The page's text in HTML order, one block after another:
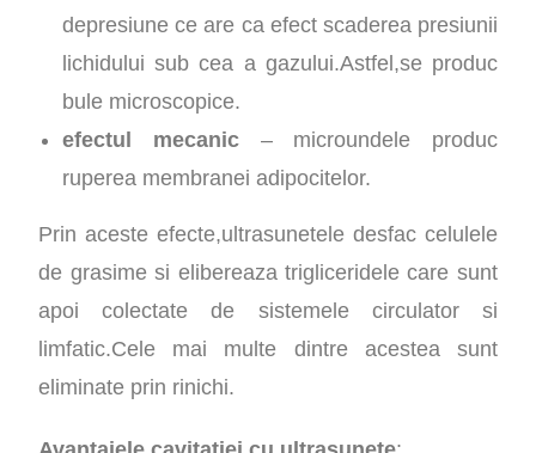
depresiune ce are ca efect scaderea presiunii
lichidului sub cea a gazului.Astfel,se produc
bule microscopice.
efectul mecanic– microundele produc
ruperea membranei adipocitelor.
Prin aceste efecte,ultrasunetele desfac celulele
de grasime si elibereaza trigliceridele care sunt
apoi colectate de sistemele circulator si
limfatic.Cele mai multe dintre acestea sunt
eliminate prin rinichi.